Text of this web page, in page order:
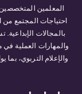
المعلمين
احتياجات المجتمع من
بالمجالات
والمهارات العملية في
والإعلام التربوي،